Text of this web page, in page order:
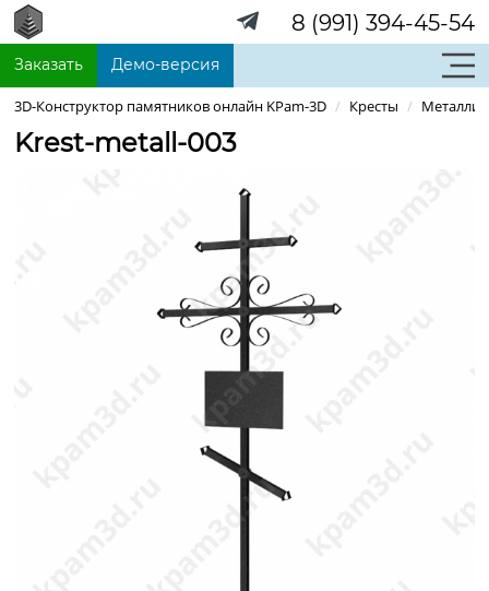
8 (991) 394-45-54
Заказать Демо-версия
3D-Конструктор памятников онлайн KPam-3D / Кресты /
Krest-metall-003